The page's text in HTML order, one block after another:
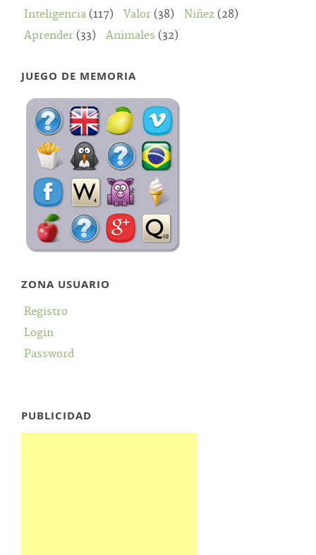
Inteligencia (117) Valor (38) Niñez (28)
Aprender (33) Animales (32)
JUEGO DE MEMORIA
ZONA USUARIO
Registro
Login
Password
PUBLICIDAD